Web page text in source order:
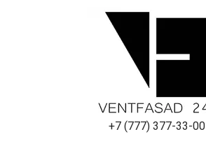
+7 (777) 377-33-00